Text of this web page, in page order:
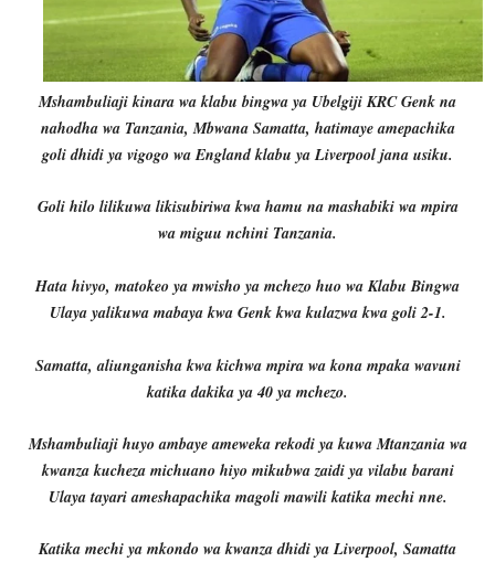
Mshambuliaji kinara wa klabu bingwa ya Ubelgiji KRC Genk na
nahodha wa Tanzania, Mbwana Samatta, hatimaye amepachika
goli dhidi ya vigogo wa England klabu ya Liverpool jana usiku.
Goli hilo lilikuwa likisubiriwa kwa hamu na mashabiki wa mpira
wa miguu nchini Tanzania.
Hata hivyo, matokeo ya mwisho ya mchezo huo wa Klabu Bingwa
Ulaya yalikuwa mabaya kwa Genk kwa kulazwa kwa goli 2-1.
Samatta, aliunganisha kwa kichwa mpira wa kona mpaka wavuni
katika dakika ya 40 ya mchezo.
Mshambuliaji huyo ambaye ameweka rekodi ya kuwa Mtanzania wa
kwanza kucheza michuano hiyo mikubwa zaidi ya vilabu barani
Ulaya tayari ameshapachika magoli mawili katika mechi nne.
Katika mechi ya mkondo wa kwanza dhidi ya Liverpool, Samatta